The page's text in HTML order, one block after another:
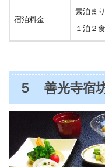
宿泊料金
素泊ま
１泊２
５ 善光寺宿